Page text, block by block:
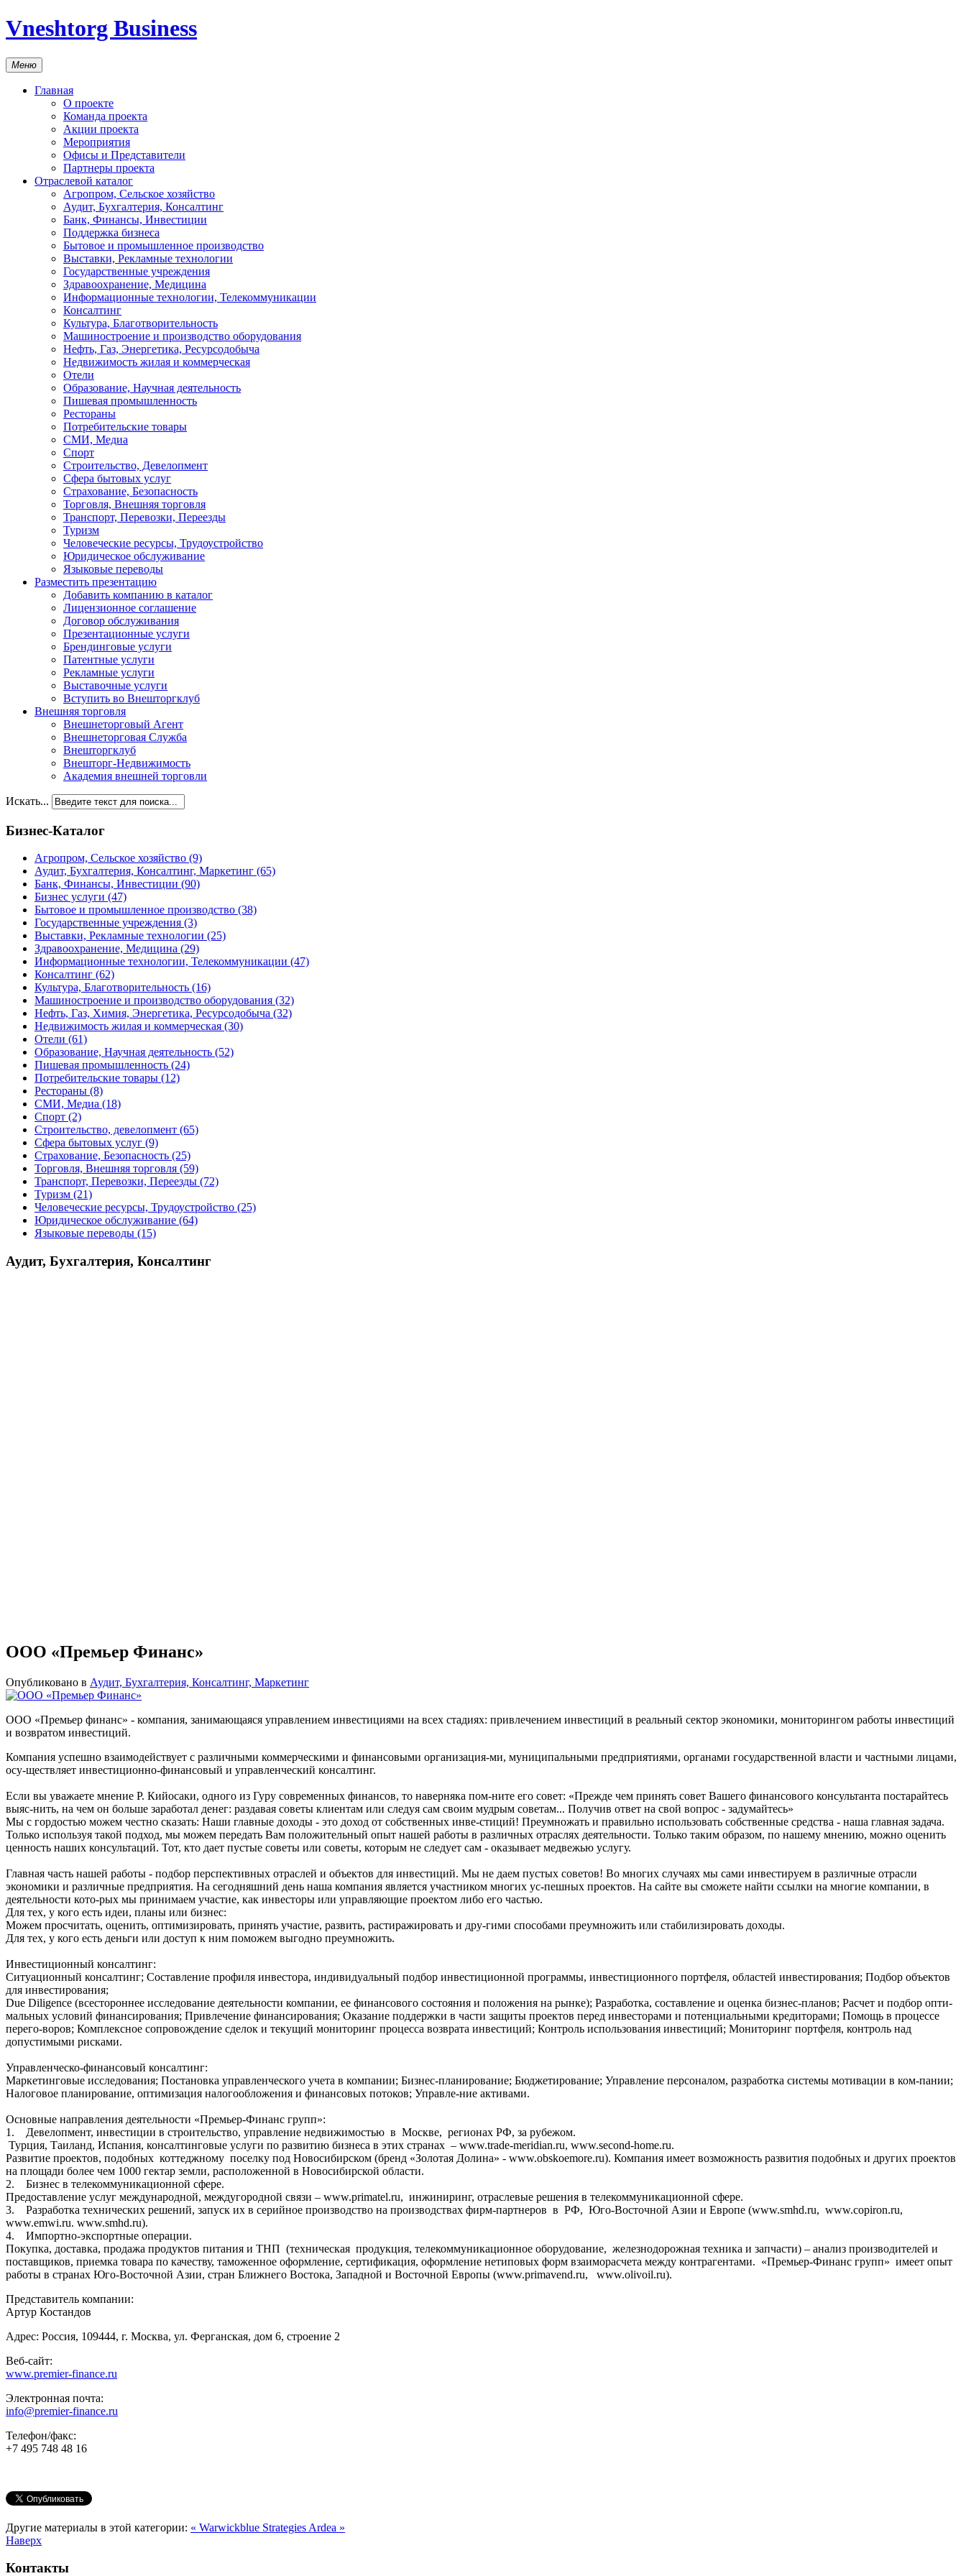
Vneshtorg Business
Меню
Главная
О проекте
Команда проекта
Акции проекта
Мероприятия
Офисы и Представители
Партнеры проекта
Отраслевой каталог
Агропром, Сельское хозяйство
Аудит, Бухгалтерия, Консалтинг
Банк, Финансы, Инвестиции
Поддержка бизнеса
Бытовое и промышленное производство
Выставки, Рекламные технологии
Государственные учреждения
Здравоохранение, Медицина
Информационные технологии, Телекоммуникации
Консалтинг
Культура, Благотворительность
Машиностроение и производство оборудования
Нефть, Газ, Энергетика, Ресурсодобыча
Недвижимость жилая и коммерческая
Отели
Образование, Научная деятельность
Пишевая промышленность
Рестораны
Потребительские товары
СМИ, Медиа
Спорт
Строительство, Девелопмент
Сфера бытовых услуг
Страхование, Безопасность
Торговля, Внешняя торговля
Транспорт, Перевозки, Переезды
Туризм
Человеческие ресурсы, Трудоустройство
Юридическое обслуживание
Языковые переводы
Разместить презентацию
Добавить компанию в каталог
Лицензионное соглашение
Договор обслуживания
Презентационные услуги
Брендинговые услуги
Патентные услуги
Рекламные услуги
Выставочные услуги
Вступить во Внешторгклуб
Внешняя торговля
Внешнеторговый Агент
Внешнеторговая Служба
Внешторгклуб
Внешторг-Недвижимость
Академия внешней торговли
Искать...
Бизнес-Каталог
Агропром, Сельское хозяйство (9)
Аудит, Бухгалтерия, Консалтинг, Маркетинг (65)
Банк, Финансы, Инвестиции (90)
Бизнес услуги (47)
Бытовое и промышленное производство (38)
Государственные учреждения (3)
Выставки, Рекламные технологии (25)
Здравоохранение, Медицина (29)
Информационные технологии, Телекоммуникации (47)
Консалтинг (62)
Культура, Благотворительность (16)
Машиностроение и производство оборудования (32)
Нефть, Газ, Химия, Энергетика, Ресурсодобыча (32)
Недвижимость жилая и коммерческая (30)
Отели (61)
Образование, Научная деятельность (52)
Пишевая промышленность (24)
Потребительские товары (12)
Рестораны (8)
СМИ, Медиа (18)
Спорт (2)
Строительство, девелопмент (65)
Сфера бытовых услуг (9)
Страхование, Безопасность (25)
Торговля, Внешняя торговля (59)
Транспорт, Перевозки, Переезды (72)
Туризм (21)
Человеческие ресурсы, Трудоустройство (25)
Юридическое обслуживание (64)
Языковые переводы (15)
Аудит, Бухгалтерия, Консалтинг
ООО «Премьер Финанс»
Опубликовано в Аудит, Бухгалтерия, Консалтинг, Маркетинг
ООО «Премьер финанс» - компания, занимающаяся управлением инвестициями на всех стадиях: привлечением инвестиций в реальный сектор экономики, мониторингом работы инвестиций
и возвратом инвестиций.
Компания успешно взаимодействует с различными коммерческими и финансовыми организация-ми, муниципальными предприятиями, органами государственной власти и частными лицами,
осу-ществляет инвестиционно-финансовый и управленческий консалтинг.
Если вы уважаете мнение Р. Кийосаки, одного из Гуру современных финансов, то наверняка пом-ните его совет: «Прежде чем принять совет Вашего финансового консультанта постарайтесь
выяс-нить, на чем он больше заработал денег: раздавая советы клиентам или следуя сам своим мудрым советам... Получив ответ на свой вопрос - задумайтесь»
Мы с гордостью можем честно сказать: Наши главные доходы - это доход от собственных инве-стиций! Преумножать и правильно использовать собственные средства - наша главная задача.
Только используя такой подход, мы можем передать Вам положительный опыт нашей работы в различных отраслях деятельности. Только таким образом, по нашему мнению, можно оценить
ценность наших консультаций. Тот, кто дает пустые советы или советы, которым не следует сам - оказывает медвежью услугу.
Главная часть нашей работы - подбор перспективных отраслей и объектов для инвестиций. Мы не даем пустых советов! Во многих случаях мы сами инвестируем в различные отрасли
экономики и различные предприятия. На сегодняшний день наша компания является участником многих ус-пешных проектов. На сайте вы сможете найти ссылки на многие компании, в
деятельности кото-рых мы принимаем участие, как инвесторы или управляющие проектом либо его частью.
Для тех, у кого есть идеи, планы или бизнес:
Можем просчитать, оценить, оптимизировать, принять участие, развить, растиражировать и дру-гими способами преумножить или стабилизировать доходы.
Для тех, у кого есть деньги или доступ к ним поможем выгодно преумножить.
Инвестиционный консалтинг:
Ситуационный консалтинг; Составление профиля инвестора, индивидуальный подбор инвестиционной программы, инвестиционного портфеля, областей инвестирования; Подбор объектов
для инвестирования;
Due Diligence (всестороннее исследование деятельности компании, ее финансового состояния и положения на рынке); Разработка, составление и оценка бизнес-планов; Расчет и подбор опти-
мальных условий финансирования; Привлечение финансирования; Оказание поддержки в части защиты проектов перед инвесторами и потенциальными кредиторами; Помощь в процессе
перего-воров; Комплексное сопровождение сделок и текущий мониторинг процесса возврата инвестиций; Контроль использования инвестиций; Мониторинг портфеля, контроль над
допустимыми рисками.
Управленческо-финансовый консалтинг:
Маркетинговые исследования; Постановка управленческого учета в компании; Бизнес-планирование; Бюджетирование; Управление персоналом, разработка системы мотивации в ком-пании;
Налоговое планирование, оптимизация налогообложения и финансовых потоков; Управле-ние активами.
Основные направления деятельности «Премьер-Финанс групп»:
1. Девелопмент, инвестиции в строительство, управление недвижимостью в Москве, регионах РФ, за рубежом.
Турция, Таиланд, Испания, консалтинговые услуги по развитию бизнеса в этих странах – www.trade-meridian.ru, www.second-home.ru.
Развитие проектов, подобных коттеджному поселку под Новосибирском (бренд «Золотая Долина» - www.obskoemore.ru). Компания имеет возможность развития подобных и других проектов
на площади более чем 1000 гектар земли, расположенной в Новосибирской области.
2. Бизнес в телекоммуникационной сфере.
Предоставление услуг международной, междугородной связи – www.primatel.ru, инжиниринг, отраслевые решения в телекоммуникационной сфере.
3. Разработка технических решений, запуск их в серийное производство на производствах фирм-партнеров в РФ, Юго-Восточной Азии и Европе (www.smhd.ru, www.copiron.ru,
www.emwi.ru. www.smhd.ru).
4. Импортно-экспортные операции.
Покупка, доставка, продажа продуктов питания и ТНП (техническая продукция, телекоммуникационное оборудование, железнодорожная техника и запчасти) – анализ производителей и
поставщиков, приемка товара по качеству, таможенное оформление, сертификация, оформление нетиповых форм взаиморасчета между контрагентами. «Премьер-Финанс групп» имеет опыт
работы в странах Юго-Восточной Азии, стран Ближнего Востока, Западной и Восточной Европы (www.primavend.ru, www.olivoil.ru).
Представитель компании:
Артур Костандов
Адрес: Россия, 109444, г. Москва, ул. Ферганская, дом 6, строение 2
Веб-сайт:
www.premier-finance.ru
Электронная почта:
info@premier-finance.ru
Телефон/факс:
+7 495 748 48 16
Другие материалы в этой категории: « Warwickblue Strategies Ardea »
Наверх
Контакты